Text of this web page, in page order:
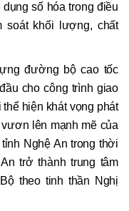
số hóa trong điều
soát khối lượng, chất
đường bộ cao tốc
cho công trình giao
hiện khát vọng phát
lên mạnh mẽ của
Nghệ An trong thời
trở thành trung tâm
theo tinh thần Nghị